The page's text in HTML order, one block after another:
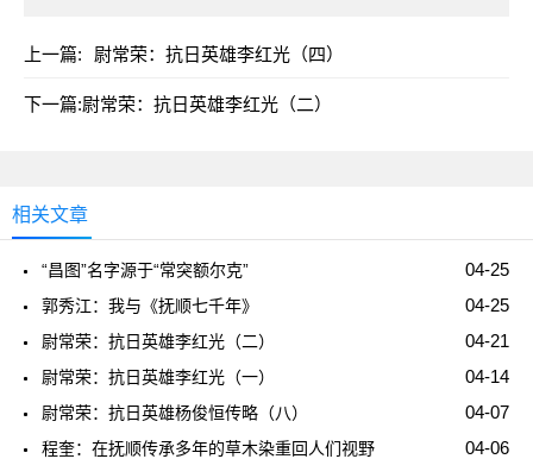
上一篇: 尉常荣：抗日英雄李红光（四）
下一篇:尉常荣：抗日英雄李红光（二）
相关文章
04-25
“昌图”名字源于“常突额尔克”
04-25
郭秀江：我与《抚顺七千年》
04-21
尉常荣：抗日英雄李红光（二）
04-14
尉常荣：抗日英雄李红光（一）
04-07
尉常荣：抗日英雄杨俊恒传略（八）
04-06
程奎：在抚顺传承多年的草木染重回人们视野